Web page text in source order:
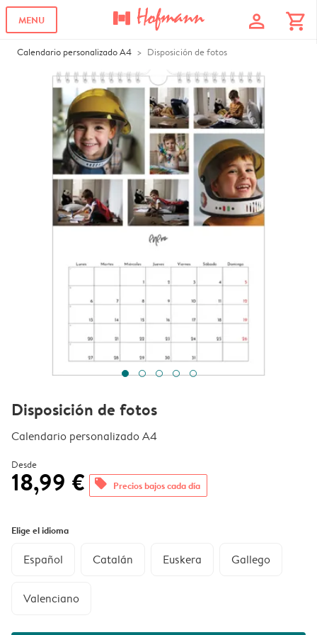
MENU profile shopping_cart
Calendario personalizado A4 Disposición de fotos
Disposición de fotos
Calendario personalizado A4
Desde
18,99 € offers Precios bajos cada día
Elige el idioma
Español Catalán Euskera Gallego
Valenciano